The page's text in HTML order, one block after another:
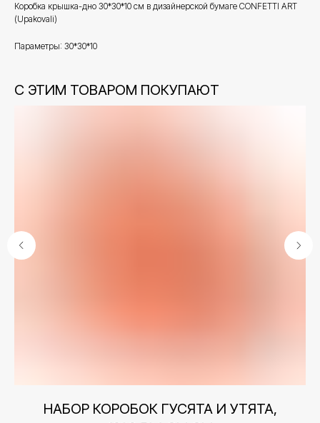
Коробка крышка-дно 30*30*10 см в дизайнерской бумаге CONFETTI ART
(Upakovali)
Параметры: 30*30*10
С ЭТИМ ТОВАРОМ ПОКУПАЮТ
НАБОР КОРОБОК ГУСЯТА И УТЯТА,
help@upakovali.online